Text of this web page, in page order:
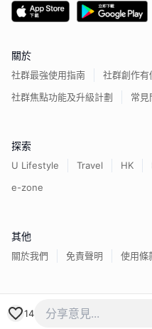
14
關於
社群最強使用指南
社群創作有
社群焦點功能及升級計劃
常見
探索
U Lifestyle Travel HK
e-zone
其他
關於我們 免責聲明 使用條
香港經濟日報版權所有©